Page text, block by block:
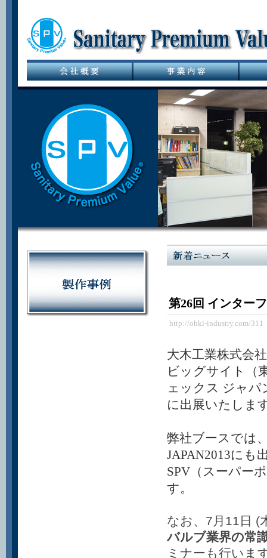
第26回 インター
http://ohki-industry.com/311
大木工業株式会
ビッグサイト（
ェックス ジャパ
に出展いたしま
弊社ブースでは
JAPAN2013にも
SPV（スーパー
す。
なお、7月11日 (
バルブ業界の常
ミナーも行いま